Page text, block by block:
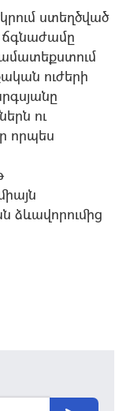
ստեղծված
ուժերի
ու
որպես
ձևավորումից